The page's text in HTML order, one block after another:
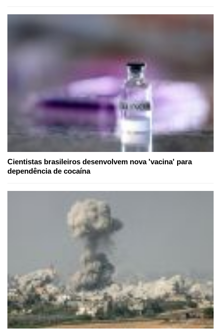
Cientistas brasileiros desenvolvem nova 'vacina' para
dependência de cocaína